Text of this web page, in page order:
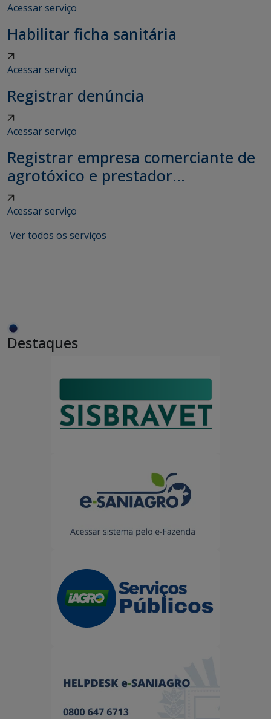
Acessar serviço
Habilitar ficha sanitária
Acessar serviço
Registrar denúncia
Acessar serviço
Registrar empresa comerciante de
agrotóxico e prestador...
Acessar serviço
Ver todos os serviços
Destaques